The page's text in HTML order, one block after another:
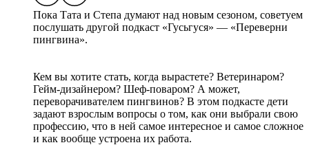
Пока Тата и Степа думают над новым сезоном, советуем
послушать другой подкаст «Гусьгуся» — «Переверни
пингвина».
Кем вы хотите стать, когда вырастете? Ветеринаром?
Гейм-дизайнером? Шеф-поваром? А может,
переворачивателем пингвинов? В этом подкасте дети
задают взрослым вопросы о том, как они выбрали свою
профессию, что в ней самое интересное и самое сложное
и как вообще устроена их работа.